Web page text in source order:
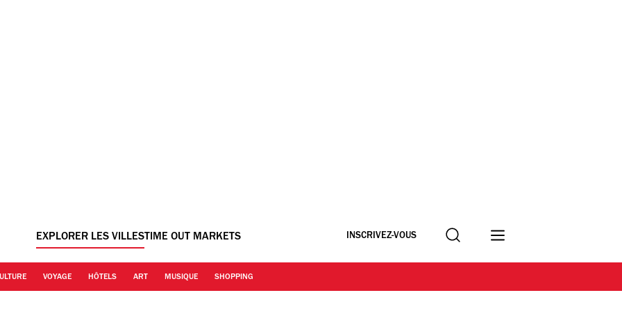
EXPLORER LES VILLESTIME OUT MARKETS INSCRIVEZ-VOUS Recherche
VOYAGE HÔTELS ART MUSIQUE SHOPPING